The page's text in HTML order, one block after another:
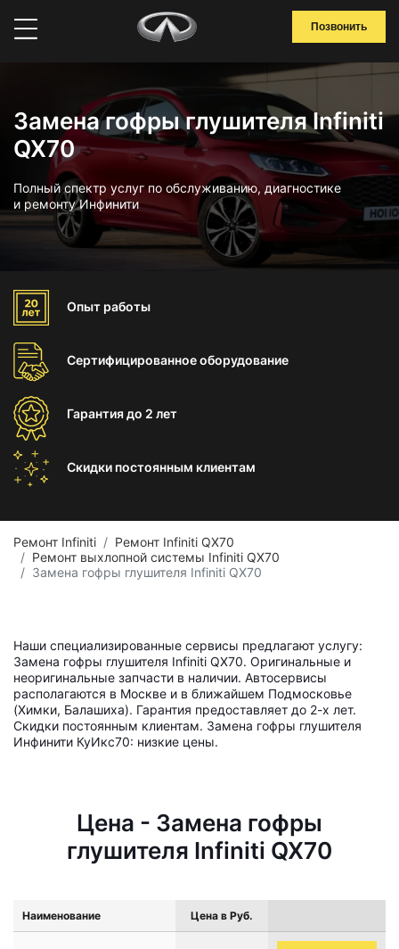
Позвонить
Замена гофры глушителя Infiniti
QX70
Полный спектр услуг по обслуживанию, диагностике
и ремонту Инфинити
Опыт работы
Сертифицированноеоборудование
Гарантиядо 2 лет
Скидки постоянным клиентам
Ремонт Infiniti
Ремонт Infiniti QX70
Ремонт выхлопной системы Infiniti QX70
Замена гофры глушителя Infiniti QX70
Наши специализированные сервисы предлагают услугу:
Замена гофры глушителя Infiniti QX70. Оригинальные и
неоригинальные запчасти в наличии. Автосервисы
располагаются в Москве и в ближайшем Подмосковье
(Химки, Балашиха). Гарантия предоставляет до 2-х лет.
Скидки постоянным клиентам. Замена гофры глушителя
Инфинити КуИкс70: низкие цены.
Цена - Замена гофры
глушителя Infiniti QX70
Наименование Цена в Руб.